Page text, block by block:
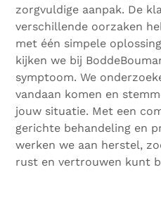
zorgvuldige aanpak. De
verschillende oorzaken
met één simpele
kijken we bij
symptoom. We
vandaan komen en
jouw situatie. Met een
gerichte behandeling en
werken we aan herstel,
rust en vertrouwen kunt